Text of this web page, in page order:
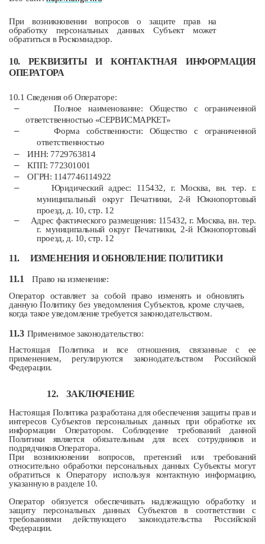
При возникновении вопросов о защите прав на
обработку персональных данных Субъект может
обратиться в Роскомнадзор.
10. РЕКВИЗИТЫ И КОНТАКТНАЯ ИНФОРМАЦИЯ
ОПЕРАТОРА
10.1 Сведения об Операторе:
–
Полное наименование: Общество с ограниченной
ответственностью «СЕРВИСМАРКЕТ»
–
Форма собственности: Общество с ограниченной
ответственностью
–
ИНН: 7729763814
–
КПП: 772301001
–
ОГРН: 1147746114922
–
Юридический адрес: 115432, г. Москва, вн. тер. г.
муниципальный округ Печатники, 2-й Южнопортовый
проезд, д. 10, стр. 12
–
Адрес фактического размещения: 115432, г. Москва, вн. тер.
г. муниципальный округ Печатники, 2-й Южнопортовый
проезд, д. 10, стр. 12
11.
ИЗМЕНЕНИЯ И ОБНОВЛЕНИЕ ПОЛИТИКИ
11.1
Право на изменение:
Оператор оставляет за собой право изменять и обновлять
данную Политику без уведомления Субъектов, кроме случаев,
когда такое уведомление требуется законодательством.
11.3 Применимое законодательство:
Настоящая Политика и все отношения, связанные с ее
применением, регулируются законодательством Российской
Федерации.
12.
ЗАКЛЮЧЕНИЕ
Настоящая Политика разработана для обеспечения защиты прав и
интересов Субъектов персональных данных при обработке их
информации Оператором. Соблюдение требований данной
Политики является обязательным для всех сотрудников и
подрядчиков Оператора.
При возникновении вопросов, претензий или требований
относительно обработки персональных данных Субъекты могут
обратиться к Оператору используя контактную информацию,
указанную в разделе 10.
Оператор обязуется обеспечивать надлежащую обработку и
защиту персональных данных Субъектов в соответствии с
требованиями действующего законодательства Российской
Федерации.